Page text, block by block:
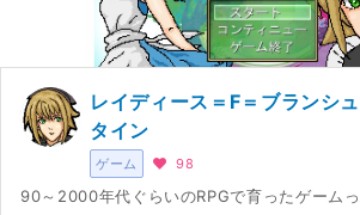
ゲーム
レイディース＝F＝ブランシュ
タイン
98
90～2000年代ぐらいのRPGで育ったゲームっ